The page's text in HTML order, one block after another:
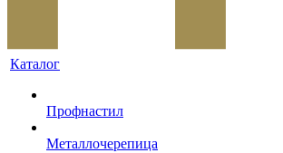
Каталог
Профнастил
Металлочерепица